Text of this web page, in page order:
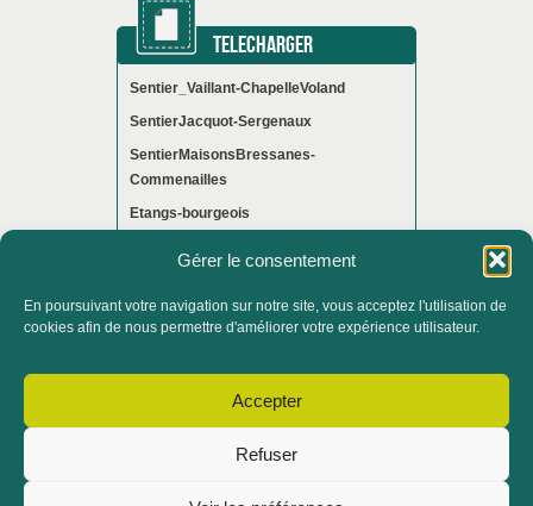
Gérer le consentement
En poursuivant votre navigation sur notre site, vous acceptez l'utilisation de
cookies afin de nous permettre d'améliorer votre expérience utilisateur.
Accepter
Refuser
TELECHARGER
Sentier_Vaillant-ChapelleVoland
SentierJacquot-Sergenaux
SentierMaisonsBressanes-
Commenailles
Etangs-bourgeois
ACCUEIL
QUI SOMMES-NOUS ?
CONTACTER LE SERVICE FORMATION
ADHÉRER ET DEVENIR BÉNÉVOLE